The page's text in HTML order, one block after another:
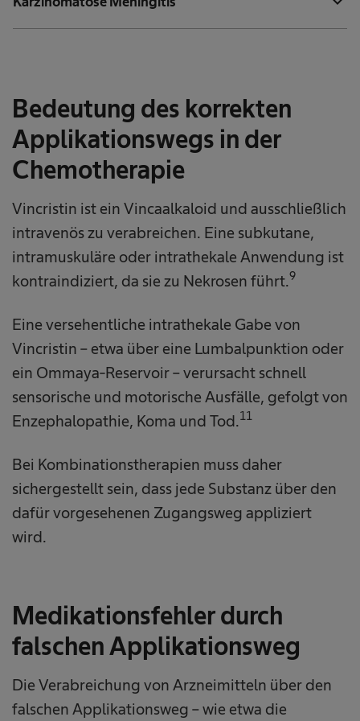
Bedeutung des korrekten
Applikationswegs in der
Chemotherapie
Vincristin ist ein Vincaalkaloid und ausschließlich
intravenös zu verabreichen. Eine subkutane,
intramuskuläre oder intrathekale Anwendung ist
kontraindiziert, da sie zu Nekrosen führt.9
Eine versehentliche intrathekale Gabe von
Vincristin – etwa über eine Lumbalpunktion oder
ein Ommaya-Reservoir – verursacht schnell
sensorische und motorische Ausfälle, gefolgt von
Enzephalopathie, Koma und Tod.11
Bei Kombinationstherapien muss daher
sichergestellt sein, dass jede Substanz über den
dafür vorgesehenen Zugangsweg appliziert
wird.
Medikationsfehler durch
falschen Applikationsweg
Die Verabreichung von Arzneimitteln über den
falschen Applikationsweg – wie etwa die